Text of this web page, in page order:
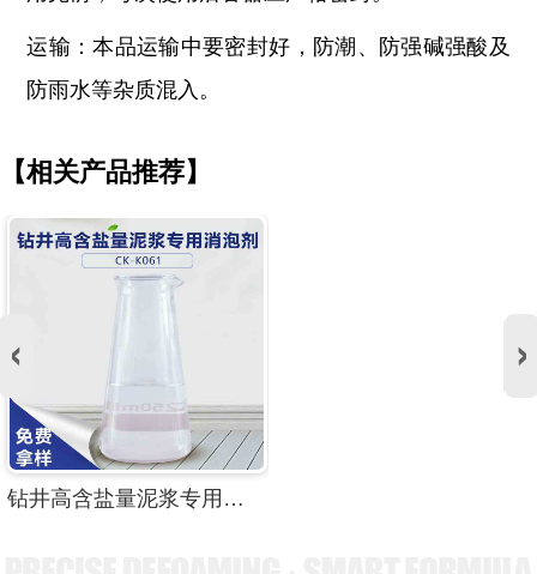
运输：本品运输中要密封好，防潮、防强碱强酸及
防雨水等杂质混入。
【相关产品推荐】
钻井高含盐量泥浆专用消泡剂